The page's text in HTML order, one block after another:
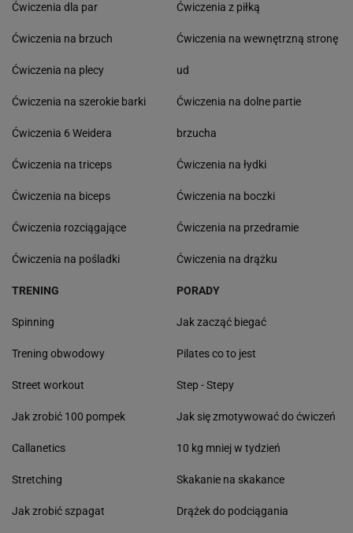
Ćwiczenia dla par
Ćwiczenia na brzuch
Ćwiczenia na plecy
Ćwiczenia na szerokie barki
Ćwiczenia 6 Weidera
Ćwiczenia na triceps
Ćwiczenia na biceps
Ćwiczenia rozciągające
Ćwiczenia na pośladki
Ćwiczenia z piłką
Ćwiczenia na wewnętrzną stronę
ud
Ćwiczenia na dolne partie
brzucha
Ćwiczenia na łydki
Ćwiczenia na boczki
Ćwiczenia na przedramie
Ćwiczenia na drążku
TRENING
Spinning
Trening obwodowy
Street workout
Jak zrobić 100 pompek
Callanetics
Stretching
Jak zrobić szpagat
PORADY
Jak zacząć biegać
Pilates co to jest
Step - Stepy
Jak się zmotywować do ćwiczeń
10 kg mniej w tydzień
Skakanie na skakance
Drążek do podciągania